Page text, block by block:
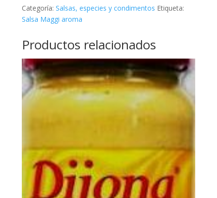
Categoría: Salsas, especies y condimentos Etiqueta:
Salsa Maggi aroma
Productos relacionados